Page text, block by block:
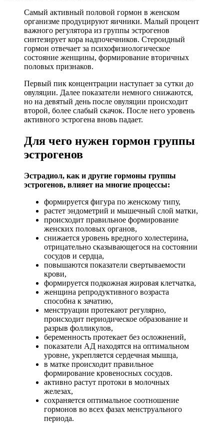
Самый активный половой гормон в женском
организме продуцируют яичники. Малый процент
важного регулятора из группы эстрогенов
синтезирует кора надпочечников. Стероидный
гормон отвечает за психофизиологическое
состояние женщины, формирование вторичных
половых признаков.
Первый пик концентрации наступает за сутки до
овуляции. Далее показатели немного снижаются,
но на девятый день после овуляции происходит
второй, более слабый скачок. После него уровень
активного эстрогена вновь падает.
Для чего нужен гормон группы
эстрогенов
Эстрадиол, как и другие гормоны группы
эстрогенов, влияет на многие процессы:
формируется фигура по женскому типу,
растет эндометрий и мышечный слой матки,
происходит правильное формирование
женских половых органов,
снижается уровень вредного холестерина,
отрицательно сказывающегося на состоянии
сосудов и сердца,
повышаются показатели свертываемости
крови,
формируется подкожная жировая клетчатка,
женщина репродуктивного возраста
способна к зачатию,
менструации протекают регулярно,
происходит периодическое образование и
разрыв фолликулов,
беременность протекает без осложнений,
показатели АД находятся на оптимальном
уровне, укрепляется сердечная мышца,
в матке происходит правильное
формирование кровеносных сосудов.
активно растут протоки в молочных
железах,
сохраняется оптимальное соотношение
гормонов во всех фазах менструального
периода.